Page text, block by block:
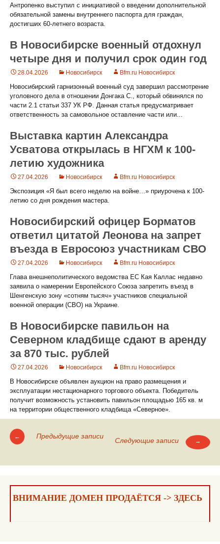
Антропенко выступил с инициативой о введении дополнительной
обязательной замены внутреннего паспорта для граждан,
достигших 60-летнего возраста.
В Новосибирске военный отдохнул
четыре дня и получил срок один год
28.04.2026 Новосибирск Bfm.ru Новосибирск
Новосибирский гарнизонный военный суд завершил рассмотрение
уголовного дела в отношении Донгака С., который обвинялся по
части 2.1 статьи 337 УК РФ. Данная статья предусматривает
ответственность за самовольное оставление части или...
Выставка картин Александра
Усватова открылась в НГХМ к 100-
летию художника
27.04.2026 Новосибирск Bfm.ru Новосибирск
Экспозиция «Я был всего неделю на войне…» приурочена к 100-
летию со дня рождения мастера.
Новосибирский офицер Борматов
ответил цитатой Леонова на запрет
въезда в Евросоюз участникам СВО
27.04.2026 Новосибирск Bfm.ru Новосибирск
Глава внешнеполитического ведомства ЕС Кая Каллас недавно
заявила о намерении Европейского Союза запретить въезд в
Шенгенскую зону «сотням тысяч» участников специальной
военной операции (СВО) на Украине.
В Новосибирске павильон на
Северном кладбище сдают в аренду
за 870 тыс. рублей
27.04.2026 Новосибирск Bfm.ru Новосибирск
В Новосибирске объявлен аукцион на право размещения и
эксплуатации нестационарного торгового объекта. Победитель
получит возможность установить павильон площадью 165 кв. м
на территории общественного кладбища «Северное».
по
записям
← Предыдущие записи
Следующие записи →
ВНИМАНИЕ ДОМЕН ПРОДАЁТСЯ -> ЗДЕСЬ